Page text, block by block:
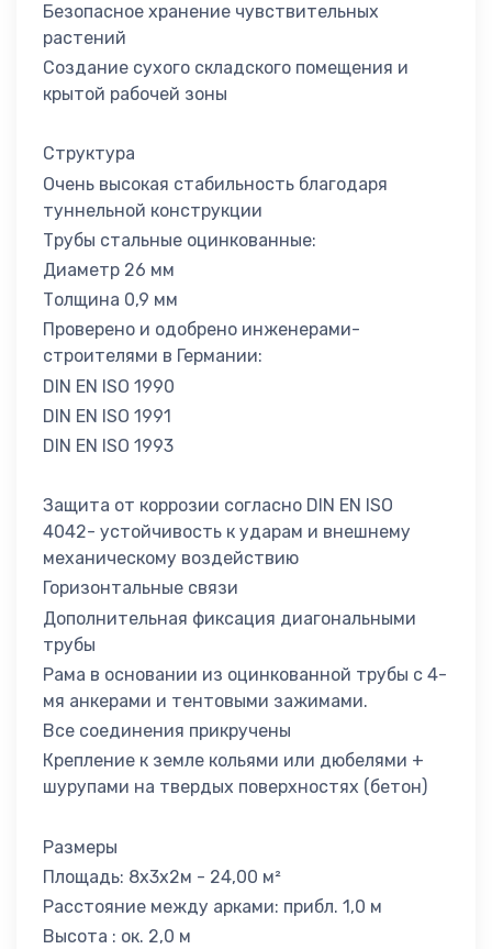
Безопасное хранение чувствительных
растений
Создание сухого складского помещения и
крытой рабочей зоны
Структура
Очень высокая стабильность благодаря
туннельной конструкции
Трубы стальные оцинкованные:
Диаметр 26 мм
Толщина 0,9 мм
Проверено и одобрено инженерами-
строителями в Германии:
DIN EN ISO 1990
DIN EN ISO 1991
DIN EN ISO 1993
Защита от коррозии согласно DIN EN ISO
4042- устойчивость к ударам и внешнему
механическому воздействию
Горизонтальные связи
Дополнительная фиксация диагональными
трубы
Рама в основании из оцинкованной трубы с 4-
мя анкерами и тентовыми зажимами.
Все соединения прикручены
Крепление к земле кольями или дюбелями +
шурупами на твердых поверхностях (бетон)
Размеры
Площадь: 8x3x2м - 24,00 м²
Расстояние между арками: прибл. 1,0 м
Высота : ок. 2,0 м